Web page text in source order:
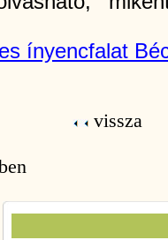
ínyencfalat
vissza